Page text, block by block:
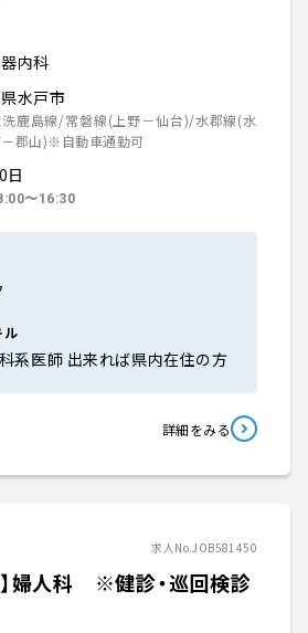
内科
水戸市
洗鹿島線/常磐線(上野－仙台)/水郡線(水
－郡山)※自動車通勤可
日
〜16:30
ル
系医師 出来れば県内在住の方
詳細をみる
求人No.JOB581450
】婦人科 ※健診・巡回検診